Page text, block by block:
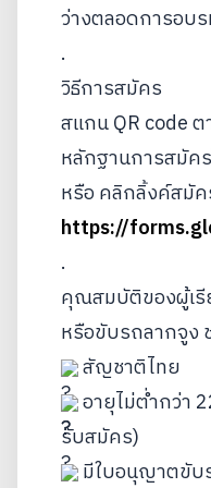
ว่างตลอดการอบ
.
วิธีการสมัคร
สแกน QR code
หลักฐานการสมัค
https://
.
คุณสมบัติของผู้เ
หรือขับรถลากจูง
สัญชาติไทย
อายุไม่ต่ำกว่า
รับสมัคร)
มีใบอนุญาตขับ